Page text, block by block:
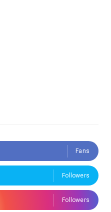
Fans
Followers
Followers